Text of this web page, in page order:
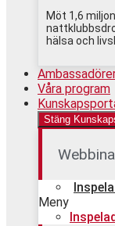
Möt 1,6
hälsa och
Våra program
Stäng
Meny